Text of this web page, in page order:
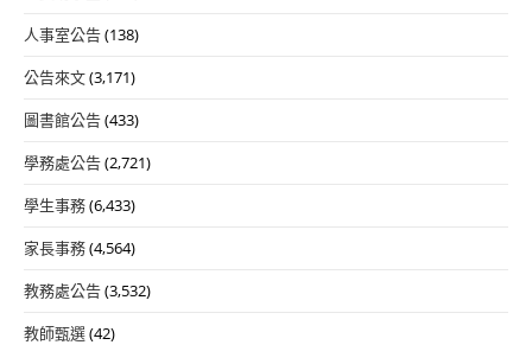
人事室公告(138)
公告來文(3,171)
圖書館公告(433)
學務處公告(2,721)
學生事務(6,433)
家長事務(4,564)
教務處公告(3,532)
教師甄選(42)